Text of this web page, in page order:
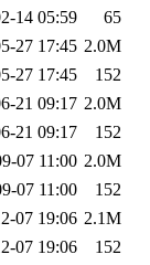
14 05:59
65
27 17:45 2.0M
27 17:45
152
21 09:17 2.0M
21 09:17
152
07 11:00 2.0M
07 11:00
152
07 19:06 2.1M
07 19:06
152